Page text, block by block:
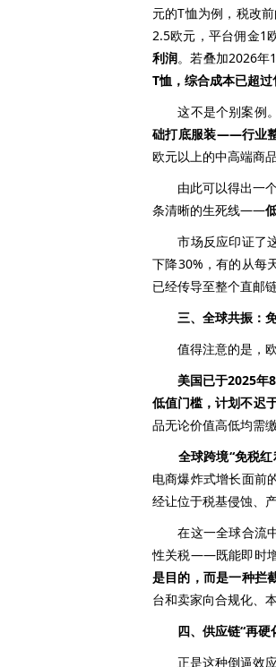
元的T恤为例，税改
2.5欧元，平台佣金1
利润。若叠加2026年
T恤，综合成本已超
这不是个别案例。
础打底服装——行业
欧元以上的中高端商
由此可以得出一个
条清晰的生死线——
市场反应印证了这
下降30%，有的从每
已经传导至整个直邮链
三、全球共振：
值得注意的是，欧
美国已于2025年
低值门槛，计划不迟
品无论价值高低均需
全球跨境“免税
电商爆炸式增长面前
经让位于税基侵蚀、
在这一全球合流中
性关税——既能即时增
是目的，而是一种拦
台和卖家向合规化、
四、供应链“再
正是这种倒逼效应